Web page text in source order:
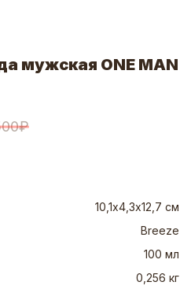
мужская ONE MAN
₽
10,1х4,3х12,7 см
Breeze
100 мл
0,256 кг